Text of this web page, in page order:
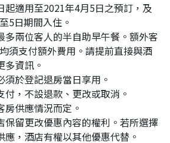
起適用至2021年4月5日之預訂，及
5日期間入住。
多兩位客人的半自助早午餐。額外客
須支付額外費用。請提前直接與酒
多資訊。
須於登記退房當日享用。
付，不設退款、更改或取消。
房供應情況而定。
保留更改優惠內容的權利。若所選擇
應，酒店有權以其他優惠代替。